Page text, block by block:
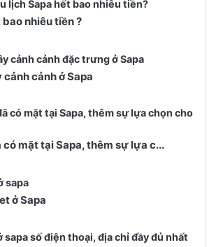
nhiêu tiền ?
cảnh ở Sapa
có mặt tại Sapa, thêm sự lựa c...
ở Sapa